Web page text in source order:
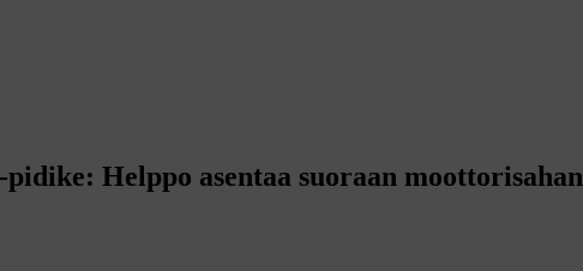
Helppo asentaa suoraan moottorisahan